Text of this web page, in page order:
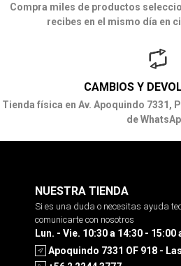
Compra miles de productos
recibes en el mismo día en
CAMBIOS Y
Tienda física en Av. Apoquindo 7331,
de
NUESTRA TIENDA
Si es una duda o necesitas ayuda
comunicarte con nosotros
Lun. - Vie. 10:30 a 14:30 - 15:00
Apoquindo 7331 OF 918 -